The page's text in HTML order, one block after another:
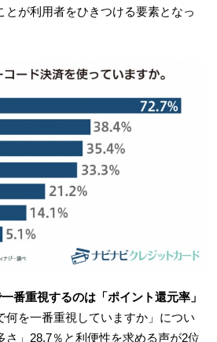
とが利用者をひきつける要素となっ
番重視するのは「ポイント還元率」
何を一番重視していますか」につい
さ」28.7％と利便性を求める声が2位